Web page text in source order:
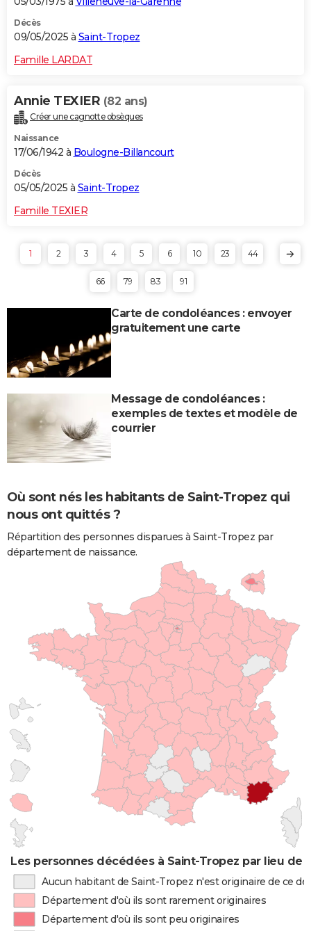
Décès
09/05/2025 à Saint-Tropez
Famille LARDAT
Annie TEXIER (82 ans)
Créer une cagnotte obsèques
Naissance
17/06/1942 à Boulogne-Billancourt
Décès
05/05/2025 à Saint-Tropez
Famille TEXIER
1 2 3 4 5 6 10 23 44
66 79 83 91
Carte de condoléances : envoyer
gratuitement une carte
Message de condoléances :
exemples de textes et modèle de
courrier
Où sont nés les habitants de Saint-Tropez qui
nous ont quittés ?
Répartition des personnes disparues à Saint-Tropez par
département de naissance.
Les personnes décédées à Saint-Tropez par lieu de
Aucun habitant de Saint-Tropez n'est originaire de ce
Département d'où ils sont rarement originaires
Département d'où ils sont peu originaires